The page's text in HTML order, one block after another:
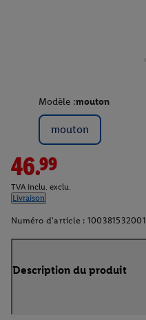
Modèle :mouton
mouton
46.99
TVA inclu. exclu.
Livraison
Numéro d'article : 100381532001
Description du produit